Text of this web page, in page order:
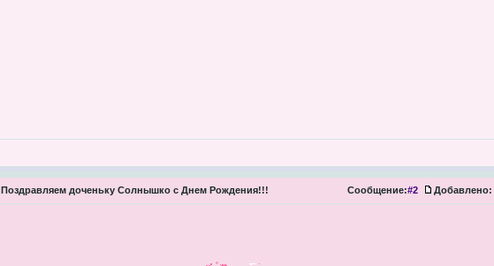
Поздравляем доченьку Солнышко с Днем Рождения!!! Сообщение:#2 Добавлено: